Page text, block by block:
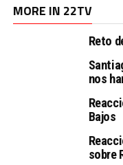
MORE IN 22TV
Reto
nos
Bajos
sobre